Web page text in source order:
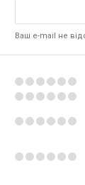
Ваш e-mail не